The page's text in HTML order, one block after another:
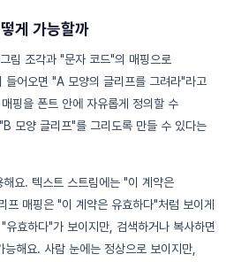
게 가능할까
림 조각과 "문자 코드"의 매핑으로
어오면 "A 모양의 글리프를 그려라"라고
핑을 폰트 안에 자유롭게 정의할 수
모양 글리프"를 그리도록 만들 수 있다는
요. 텍스트 스트림에는 "이 계약은
프 매핑은 "이 계약은 유효하다"처럼 보이게
효하다"가 보이지만, 검색하거나 복사하면
해요. 사람 눈에는 정상으로 보이지만,